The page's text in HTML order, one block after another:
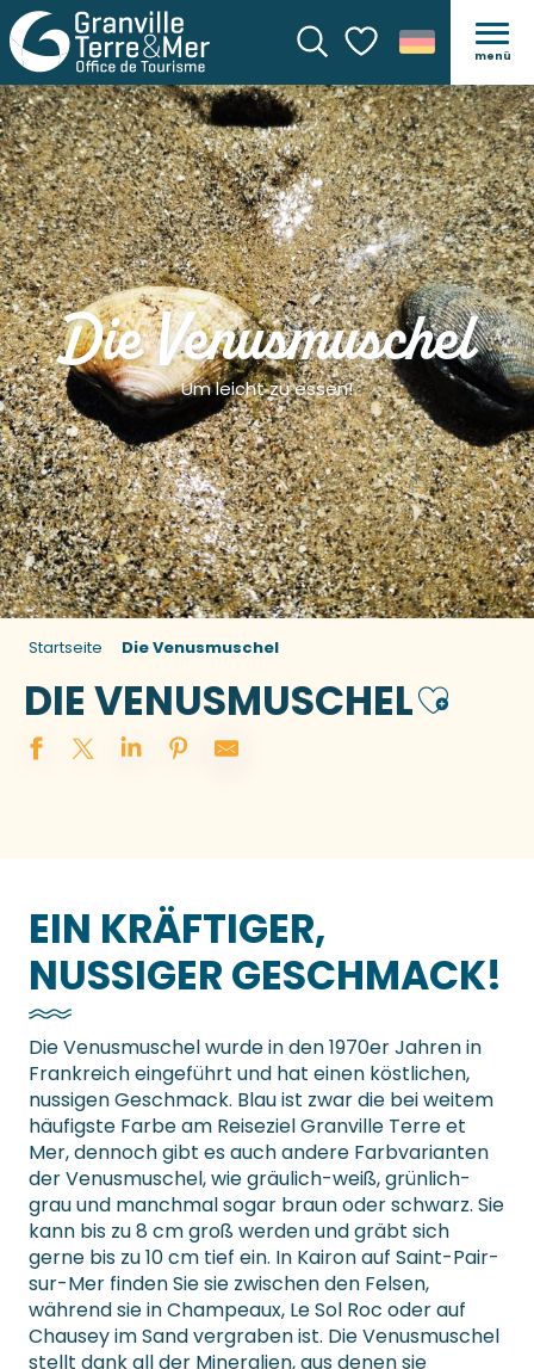
SucheVoir les favoris
menü
Die Venusmuschel
Um leicht zu essen!
Startseite Die Venusmuschel
DIE VENUSMUSCHELAjouter
EIN KRÄFTIGER,
NUSSIGER GESCHMACK!
Die Venusmuschel wurde in den 1970er Jahren in
Frankreich eingeführt und hat einen köstlichen,
nussigen Geschmack. Blau ist zwar die bei weitem
häufigste Farbe am Reiseziel Granville Terre et
Mer, dennoch gibt es auch andere Farbvarianten
der Venusmuschel, wie gräulich-weiß, grünlich-
grau und manchmal sogar braun oder schwarz. Sie
kann bis zu 8 cm groß werden und gräbt sich
gerne bis zu 10 cm tief ein. In Kairon auf Saint-Pair-
sur-Mer finden Sie sie zwischen den Felsen,
während sie in Champeaux, Le Sol Roc oder auf
Chausey im Sand vergraben ist. Die Venusmuschel
stellt dank all der Mineralien, aus denen sie